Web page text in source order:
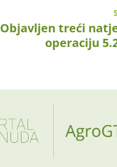
Objavljen treći
operaciju